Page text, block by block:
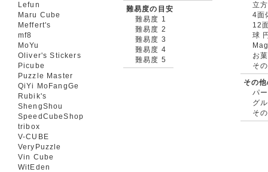
Lefun
Maru Cube
Meffert's
mf8
MoYu
Oliver's Stickers
Picube
Puzzle Master
QiYi MoFangGe
Rubik's
ShengShou
SpeedCubeShop
tribox
V-CUBE
VeryPuzzle
Vin Cube
WitEden
難易度の目安
難易度 1
難易度 2
難易度 3
難易度 4
難易度 5
立
4面
12
球
お
そ
その
パ
グ
そ